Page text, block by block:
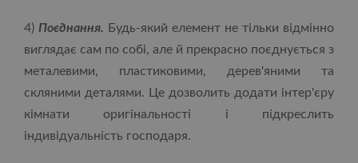
4) Поєднання. Будь-який елемент не тільки відмінно
виглядає сам по собі, але й прекрасно поєднується з
металевими, пластиковими, дерев'яними та
скляними деталями. Це дозволить додати інтер'єру
кімнати оригінальності і підкреслить
індивідуальність господаря.